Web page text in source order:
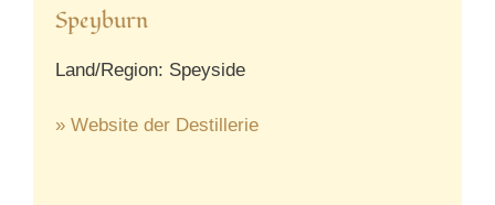
Speyburn
Land/Region: Speyside
» Website der Destillerie